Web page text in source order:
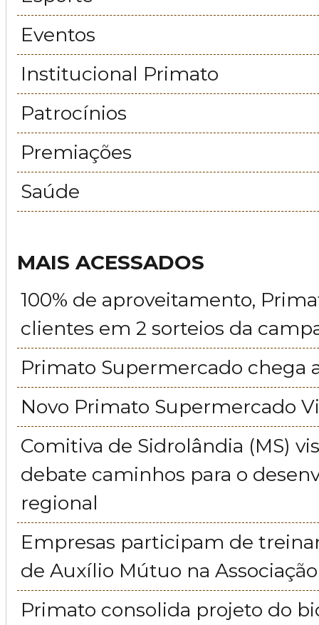
Eventos
Institucional Primato
Patrocínios
Premiações
Saúde
MAIS ACESSADOS
100% de aproveitamento,
clientes em 2 sorteios da
Primato Supermercado chega
Novo Primato Supermercado
Comitiva de Sidrolândia (MS)
debate caminhos para o
regional
Empresas participam de
de Auxílio Mútuo na
Primato consolida projeto do